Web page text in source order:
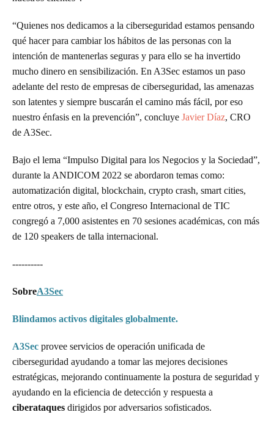
“Quienes nos dedicamos a la ciberseguridad estamos pensando
qué hacer para cambiar los hábitos de las personas con la
intención de mantenerlas seguras y para ello se ha invertido
mucho dinero en sensibilización. En A3Sec estamos un paso
adelante del resto de empresas de ciberseguridad, las amenazas
son latentes y siempre buscarán el camino más fácil, por eso
nuestro énfasis en la prevención”, concluye Javier Díaz, CRO
de A3Sec.
Bajo el lema “Impulso Digital para los Negocios y la Sociedad”,
durante la ANDICOM 2022 se abordaron temas como:
automatización digital, blockchain, crypto crash, smart cities,
entre otros, y este año, el Congreso Internacional de TIC
congregó a 7,000 asistentes en 70 sesiones académicas, con más
de 120 speakers de talla internacional.
----------
SobreA3Sec
Blindamos activos digitales globalmente.
A3Sec provee servicios de operación unificada de
ciberseguridad ayudando a tomar las mejores decisiones
estratégicas, mejorando continuamente la postura de seguridad y
ayudando en la eficiencia de detección y respuesta a
ciberataques dirigidos por adversarios sofisticados.